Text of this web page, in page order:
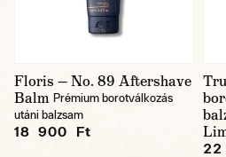
Floris — No. 89 Aftershave
Balm Prémium borotválkozás
utáni balzsam
18 900 Ft